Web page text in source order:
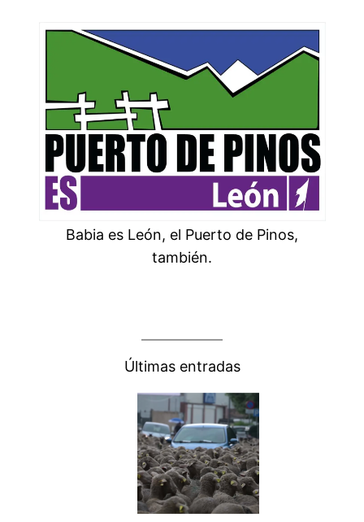
Babia es León, el Puerto de Pinos,
también.
Últimas entradas